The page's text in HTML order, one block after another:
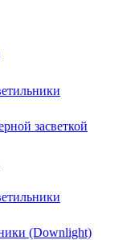
засветкой
(Downlight)